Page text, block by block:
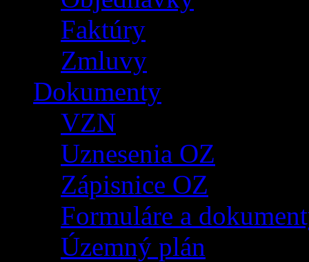
Faktúry
Zmluvy
Dokumenty
VZN
Uznesenia OZ
Zápisnice OZ
Formuláre a
Územný plán